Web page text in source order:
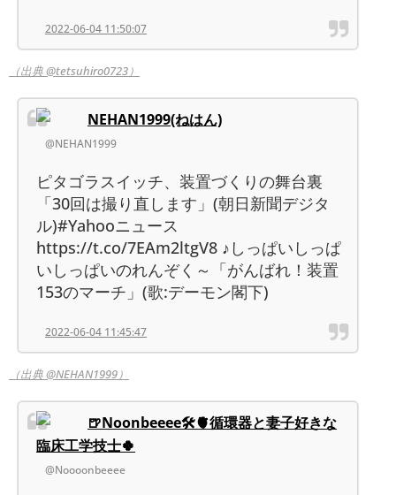
2022-06-04 11:50:07
（出典 @tetsuhiro0723）
NEHAN1999(ねはん)
@NEHAN1999
ピタゴラスイッチ、装置づくりの舞台裏
「30回は撮り直します」(朝日新聞デジタ
ル)#Yahooニュース
https://t.co/7EAm2ltgV8 ♪しっぱいしっぱ
いしっぱいのれんぞく～「がんばれ！装置
153のマーチ」(歌:デーモン閣下)
2022-06-04 11:45:47
（出典 @NEHAN1999）
🍺Noonbeeee🛠🫀循環器と妻子好きな
臨床工学技士🍀
@Noooonbeeee